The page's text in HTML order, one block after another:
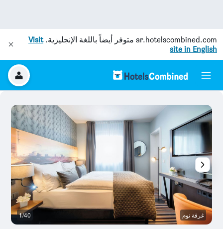
ar.hotelscombined.com متوفر أيضاً باللغة الإنجليزية.Visit
site in English
غرفة نوم 1/40